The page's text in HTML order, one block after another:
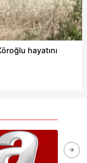
hayatını